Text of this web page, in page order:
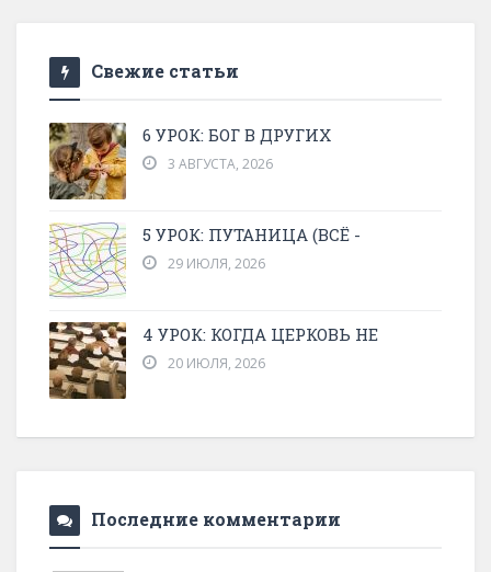
Свежие статьи
6 УРОК: БОГ В ДРУГИХ
3 АВГУСТА, 2026
5 УРОК: ПУТАНИЦА (ВСЁ -
29 ИЮЛЯ, 2026
4 УРОК: КОГДА ЦЕРКОВЬ НЕ
20 ИЮЛЯ, 2026
Последние комментарии